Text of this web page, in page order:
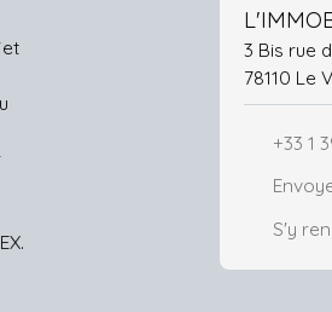
3 Bis rue
78110 Le
+33 1
S'y